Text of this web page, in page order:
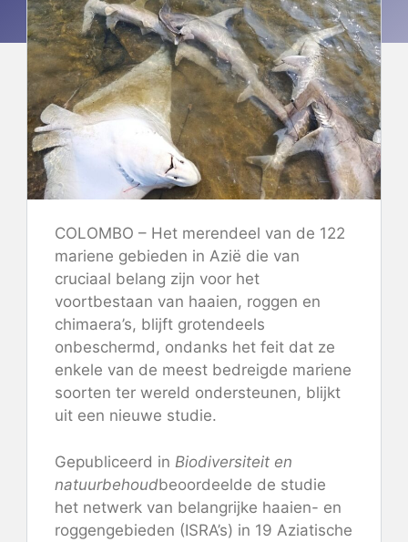
COLOMBO – Het merendeel van de 122
mariene gebieden in Azië die van
cruciaal belang zijn voor het
voortbestaan ​​van haaien, roggen en
chimaera’s, blijft grotendeels
onbeschermd, ondanks het feit dat ze
enkele van de meest bedreigde mariene
soorten ter wereld ondersteunen, blijkt
uit een nieuwe studie.
Gepubliceerd in Biodiversiteit en
natuurbehoudbeoordeelde de studie
het netwerk van belangrijke haaien- en
roggengebieden (ISRA’s) in 19 Aziatische